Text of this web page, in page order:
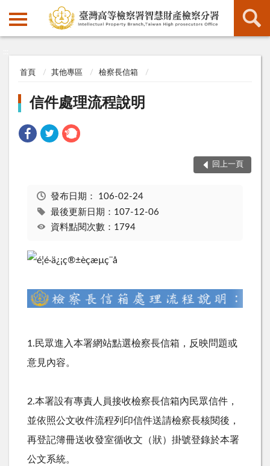
首頁 其他專區 檢察長信箱
信件處理流程說明
回上一頁
發布日期： 106-02-24
最後更新日期：107-12-06
資料點閱次數：1794
1.民眾進入本署網站點選檢察長信箱，反映問題或
意見內容。
2.本署設有專責人員接收檢察長信箱內民眾信件，
並依照公文收件流程列印信件送請檢察長核閱後，
再登記簿冊送收發室循收文（狀）掛號登錄於本署
公文系統。